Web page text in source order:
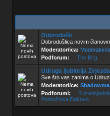
Dobrodošli
Dobrodošlica novim
Moderator/ica: Moderatori/
Podforum:
The Brig
Udruga ljubitelja
Sve što vas zanima o
Moderatori/ce:
Podforumi:
S
Podružnica Đakovo